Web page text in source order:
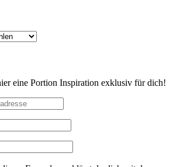
eine Portion Inspiration exklusiv für dich!